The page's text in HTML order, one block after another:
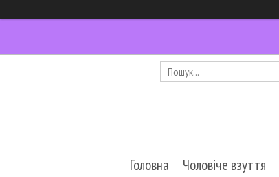
Головна Чоловіче взуття